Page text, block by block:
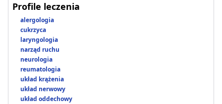
Profile leczenia
alergologia
cukrzyca
laryngologia
narząd ruchu
neurologia
reumatologia
układ krążenia
układ nerwowy
układ oddechowy